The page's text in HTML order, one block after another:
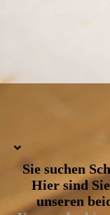
Sie suchen
Hier sind
unseren